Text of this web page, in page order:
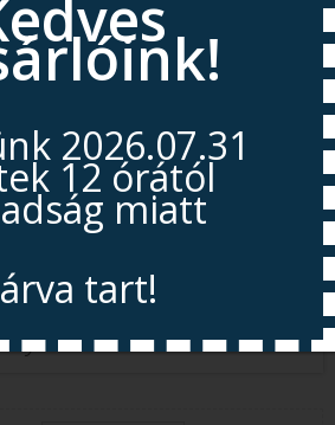
adapterek
gyorscsatlakozók
szerelékek
+ tartozékok
2026.07.31
12 órától
miatt
tart!
2026.08.11